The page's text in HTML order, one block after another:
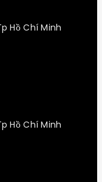
Hồ Chí Minh
Hồ Chí Minh